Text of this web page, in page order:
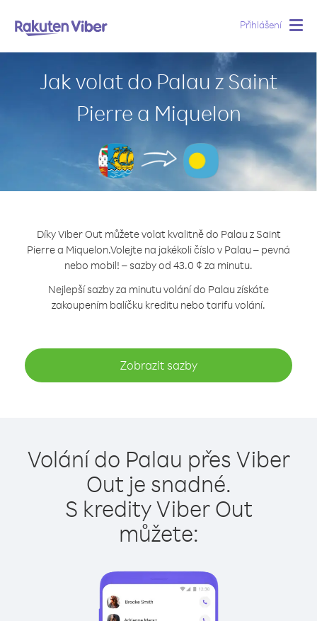
Přihlášení
Jak volat do Palau z Saint
Pierre a Miquelon
Díky Viber Out můžete volat kvalitně do Palau z Saint
Pierre a Miquelon.Volejte na jakékoli číslo v Palau – pevná
nebo mobil! – sazby od 43.0 ¢ za minutu.
Nejlepší sazby za minutu volání do Palau získáte
zakoupením balíčku kreditu nebo tarifu volání.
Zobrazit sazby
Volání do Palau přes Viber
Out je snadné.
S kredity Viber Out
můžete: